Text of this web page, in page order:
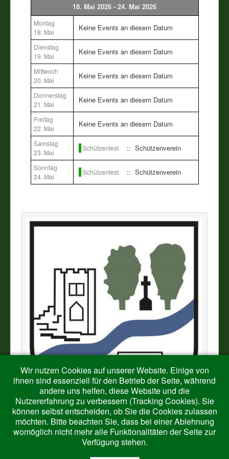
18. Mai 2026 - 24. Mai 2026
Montag
18. Mai
Keine Events an diesem Datum
Dienstag
19. Mai
Keine Events an diesem Datum
Mittwoch
20. Mai
Keine Events an diesem Datum
Donnerstag
21. Mai
Keine Events an diesem Datum
Freitag
22. Mai
Keine Events an diesem Datum
Samstag
23. Mai
Schützenfest :: Schützenverein
Sonntag
24. Mai
Schützenfest :: Schützenverein
Wir nutzen Cookies auf unserer Website. Einige von
ihnen sind essenziell für den Betrieb der Seite, während
andere uns helfen, diese Website und die
Nutzererfahrung zu verbessern (Tracking Cookies). Sie
können selbst entscheiden, ob Sie die Cookies zulassen
möchten. Bitte beachten Sie, dass bei einer Ablehnung
womöglich nicht mehr alle Funktionalitäten der Seite zur
Verfügung stehen.